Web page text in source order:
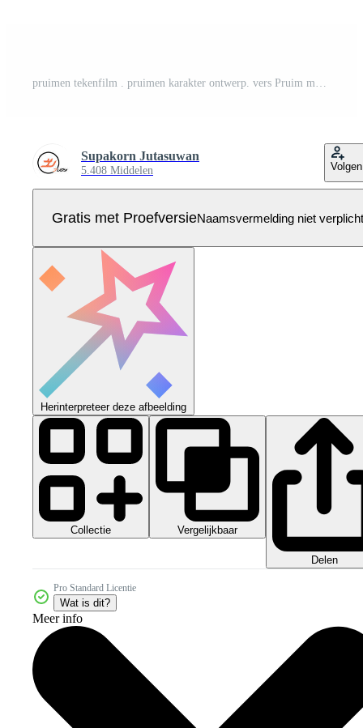
pruimen tekenfilm . pruimen karakter ontwerp. vers Pruim met groen blad in tekenfilm stijl. geheel en onderdelen zoet Pruim geïsoleerd Aan een wit achtergrond. Pro Vector
Supakorn Jutasuwan
5.408 Middelen Volgen
Gratis met ProefversieNaamsvermelding niet verplicht
Herinterpreteer deze afbeelding
Collectie Vergelijkbaar
Delen
Pro Standard Licentie
Wat is dit?
Meer info